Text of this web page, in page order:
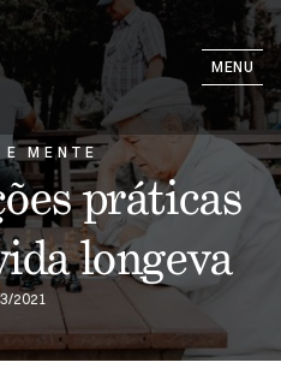
MENU
E MENTE
práticas
longeva
2021